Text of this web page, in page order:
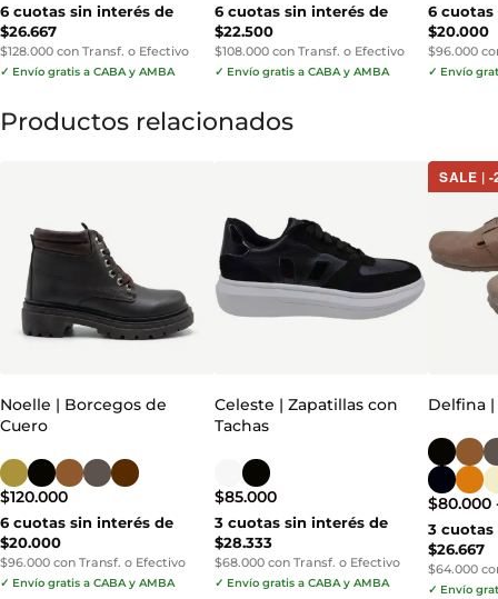
6 cuotas sin interés de
$26.667
$128.000 con Transf. o Efectivo
✓ Envío gratis a CABA y AMBA
6 cuotas sin interés de
$22.500
$108.000 con Transf. o Efectivo
✓ Envío gratis a CABA y AMBA
6 cuotas
$20.000
$96.000
✓ Envío
Productos relacionados
Noelle | Borcegos de
Cuero
$120.000
6 cuotas sin interés de
$20.000
$96.000 con Transf. o Efectivo
✓ Envío gratis a CABA y AMBA
Celeste | Zapatillas con
Tachas
$85.000
3 cuotas sin interés de
$28.333
$68.000 con Transf. o Efectivo
✓ Envío gratis a CABA y AMBA
SALE | -
Delfina
$80.000
3 cuotas
$26.667
$64.000
✓ Envío